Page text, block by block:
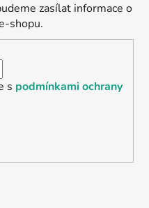
zasílat informace o
shopu.
s podmínkami ochrany